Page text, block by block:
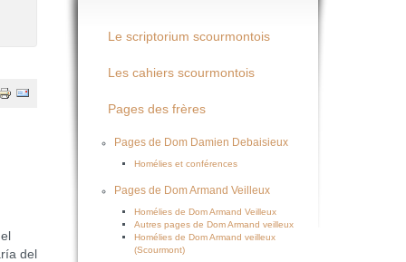
del
Le scriptorium scourmontois
Les cahiers scourmontois
Pages des frères
Pages de Dom Damien Debaisieux
Homélies et conférences
Pages de Dom Armand Veilleux
Homélies de Dom Armand Veilleux
Autres pages de Dom Armand veilleux
Homélies de Dom Armand veilleux
(Scourmont)